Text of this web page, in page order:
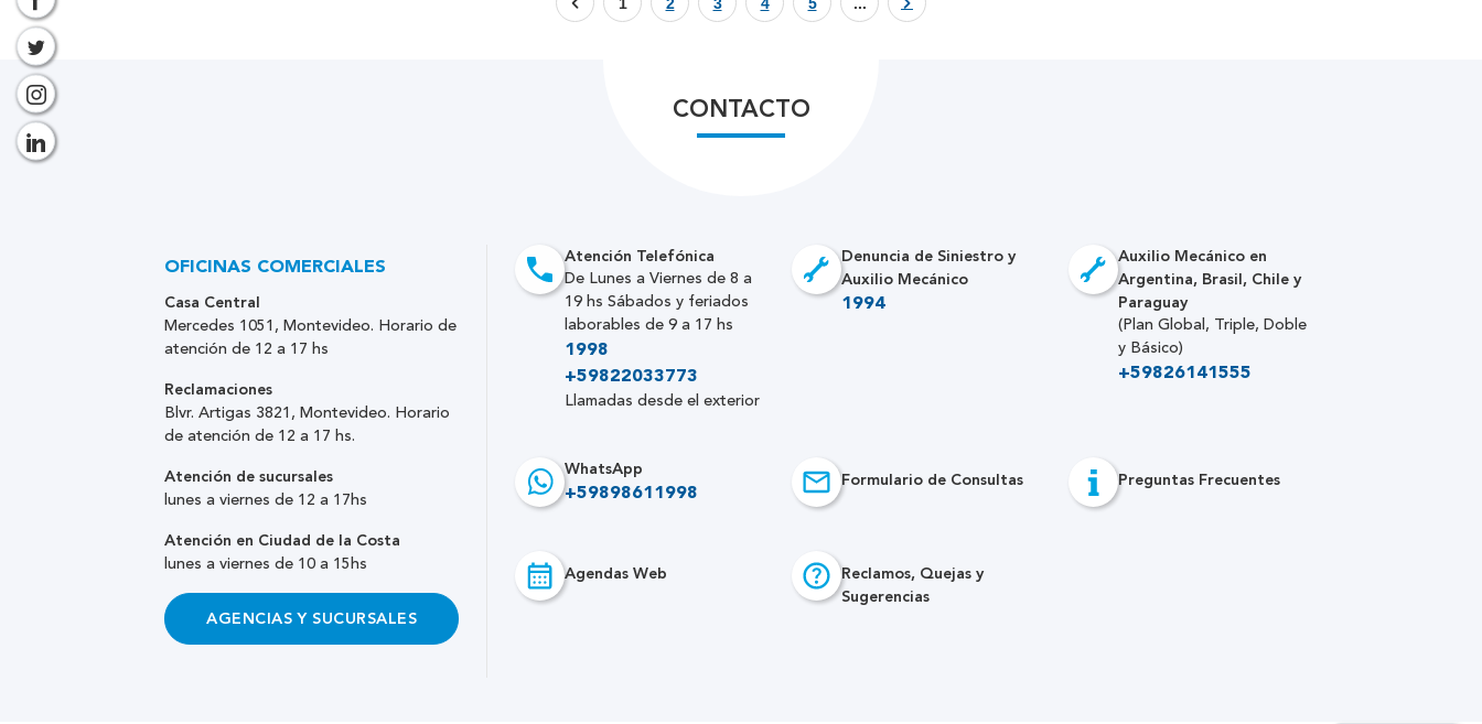
CONTACTO
Atención Telefónica
De Lunes a Viernes de 8 a
19 hs Sábados y feriados
laborables de 9 a 17 hs
1998
+59822033773
Llamadas desde el exterior
Denuncia de Siniestro y
Auxilio Mecánico
1994
Auxilio Mecánico en
Argentina, Brasil, Chile y
Paraguay
(Plan Global, Triple, Doble
y Básico)
+59826141555
WhatsApp
+59898611998
Formulario de Consultas Preguntas Frecuentes
Agendas Web
Reclamos, Quejas y
Sugerencias
OFICINAS COMERCIALES
Casa Central
Mercedes 1051, Montevideo. Horario de
atención de 12 a 17 hs
Reclamaciones
Blvr. Artigas 3821, Montevideo. Horario
de atención de 12 a 17 hs.
Atención de sucursales
lunes a viernes de 12 a 17hs
Atención en Ciudad de la Costa
lunes a viernes de 10 a 15hs
AGENCIAS Y SUCURSALES